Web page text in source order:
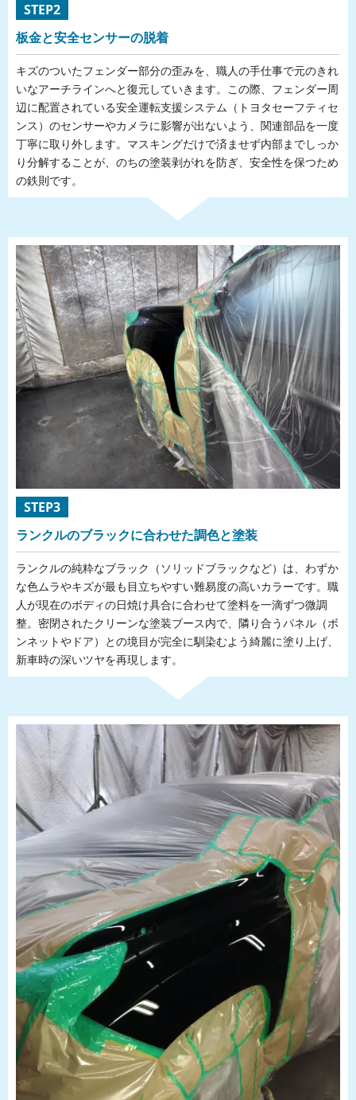
STEP2
板金と安全センサーの脱着
キズのついたフェンダー部分の歪みを、職人の手仕事で元のきれ
いなアーチラインへと復元していきます。この際、フェンダー周
辺に配置されている安全運転支援システム（トヨタセーフティセ
ンス）のセンサーやカメラに影響が出ないよう、関連部品を一度
丁寧に取り外します。マスキングだけで済ませず内部までしっか
り分解することが、のちの塗装剥がれを防ぎ、安全性を保つため
の鉄則です。
STEP3
ランクルのブラックに合わせた調色と塗装
ランクルの純粋なブラック（ソリッドブラックなど）は、わずか
な色ムラやキズが最も目立ちやすい難易度の高いカラーです。職
人が現在のボディの日焼け具合に合わせて塗料を一滴ずつ微調
整。密閉されたクリーンな塗装ブース内で、隣り合うパネル（ボ
ンネットやドア）との境目が完全に馴染むよう綺麗に塗り上げ、
新車時の深いツヤを再現します。